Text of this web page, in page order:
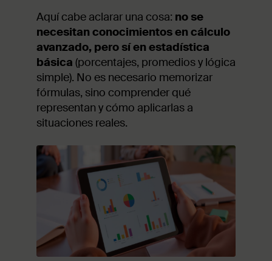
Aquí cabe aclarar una cosa: no se
necesitan conocimientos en cálculo
avanzado, pero sí en estadística
básica (porcentajes, promedios y lógica
simple). No es necesario memorizar
fórmulas, sino comprender qué
representan y cómo aplicarlas a
situaciones reales.